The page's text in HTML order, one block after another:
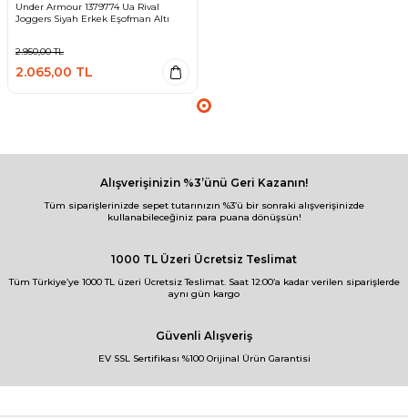
Under Armour 1379774 Ua Rival
Joggers Siyah Erkek Eşofman Altı
2.950,00TL
2.065,00 TL
Alışverişinizin %3’ünü Geri Kazanın!
Tüm siparişlerinizde sepet tutarınızın %3’ü bir sonraki alışverişinizde
kullanabileceğiniz para puana dönüşsün!
1000 TL Üzeri Ücretsiz Teslimat
Tüm Türkiye’ye 1000 TL üzeri Ücretsiz Teslimat. Saat 12:00’a kadar verilen siparişlerde
aynı gün kargo
Güvenli Alışveriş
EV SSL Sertifikası %100 Orijinal Ürün Garantisi